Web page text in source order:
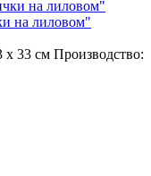
на лиловом"
х 33 см Производство: